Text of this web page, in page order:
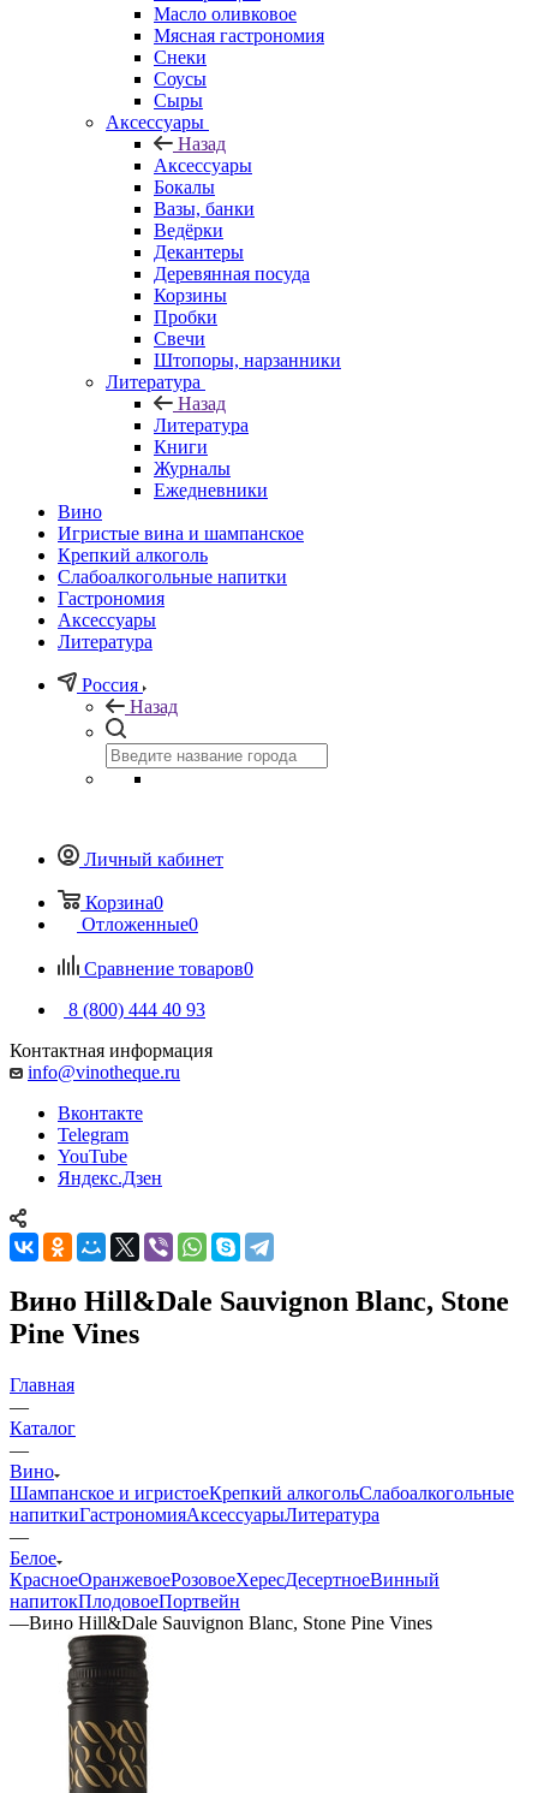
Масло оливковое
Мясная гастрономия
Снеки
Соусы
Сыры
Аксессуары
Назад
Аксессуары
Бокалы
Вазы, банки
Ведёрки
Декантеры
Деревянная посуда
Корзины
Пробки
Свечи
Штопоры, нарзанники
Литература
Назад
Литература
Книги
Журналы
Ежедневники
Вино
Игристые вина и шампанское
Крепкий алкоголь
Слабоалкогольные напитки
Гастрономия
Аксессуары
Литература
Россия
Назад
Личный кабинет
Корзина0
Отложенные0
Сравнение товаров0
8 (800) 444 40 93
Контактная информация
info@vinotheque.ru
Вконтакте
Telegram
YouTube
Яндекс.Дзен
Вино Hill&Dale Sauvignon Blanc, Stone
Pine Vines
Главная
—
Каталог
—
Вино
Шампанское и игристоеКрепкий алкогольСлабоалкогольные
напиткиГастрономияАксессуарыЛитература
—
Белое
КрасноеОранжевоеРозовоеХересДесертноеВинный
напитокПлодовоеПортвейн
—Вино Hill&Dale Sauvignon Blanc, Stone Pine Vines